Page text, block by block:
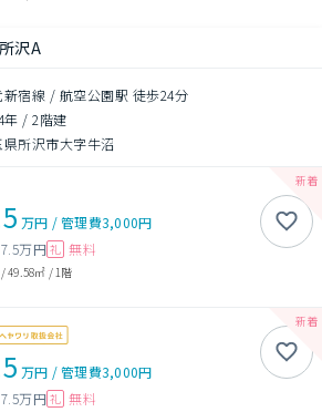
沢A
新宿線 / 航空公園駅 徒歩24分
年 /2階建
県所沢市大字牛沼
万円 /管理費3,000円
7.5万円 礼 無料
/49.58㎡ / 1階
万円 /管理費3,000円
7.5万円 礼 無料